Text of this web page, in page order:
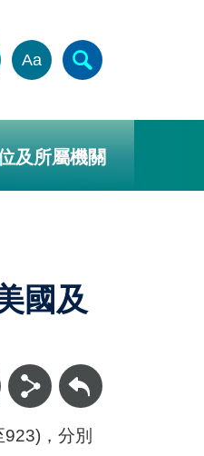
Aa
及所屬機關
國及
回上一頁
，分別